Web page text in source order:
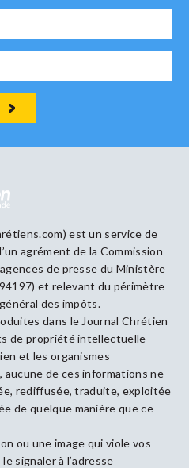
est un service de
agrément de la Commission
de presse du Ministère
et relevant du périmètre
des impôts.
dans le Journal Chrétien
de propriété intellectuelle
et les organismes
de ces informations ne
rediffusée, traduite, exploitée
de quelque manière que ce
ou une image qui viole vos
signaler à l’adresse